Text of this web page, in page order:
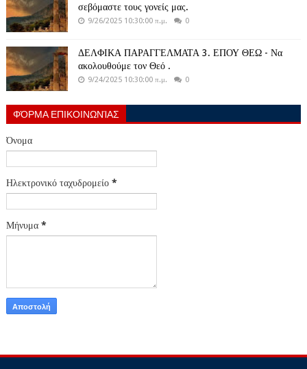
σεβόμαστε τους γονείς μας.
9/26/2025 10:30:00 π.μ. 0
ΔΕΛΦΙΚΑ ΠΑΡΑΓΓΕΛΜΑΤΑ 3. ΕΠΟΥ ΘΕΩ - Να
ακολουθούμε τον Θεό .
9/24/2025 10:30:00 π.μ. 0
ΦΌΡΜΑ ΕΠΙΚΟΙΝΩΝΊΑΣ
Όνομα
Ηλεκτρονικό ταχυδρομείο *
Μήνυμα *